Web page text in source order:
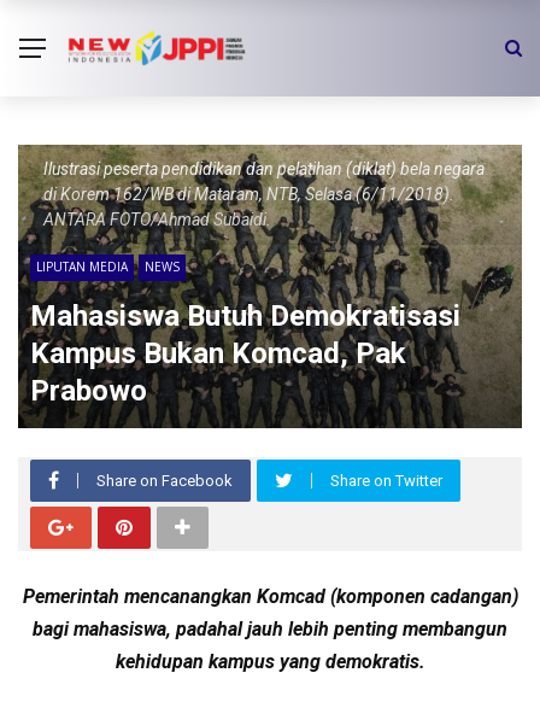
Ilustrasi peserta pendidikan dan pelatihan (diklat) bela negara
di Korem 162/WB di Mataram, NTB, Selasa (6/11/2018).
ANTARA FOTO/Ahmad Subaidi.
LIPUTAN MEDIA NEWS
Mahasiswa Butuh Demokratisasi
Kampus Bukan Komcad, Pak
Prabowo
Share on Facebook Share on Twitter
Pemerintah mencanangkan Komcad (komponen cadangan)
bagi mahasiswa, padahal jauh lebih penting membangun
kehidupan kampus yang demokratis.